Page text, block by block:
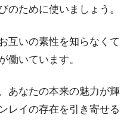
のために使いましょう。
互いの素性を知らなくて
働いています。
あなたの本来の魅力が輝
レイの存在を引き寄せる